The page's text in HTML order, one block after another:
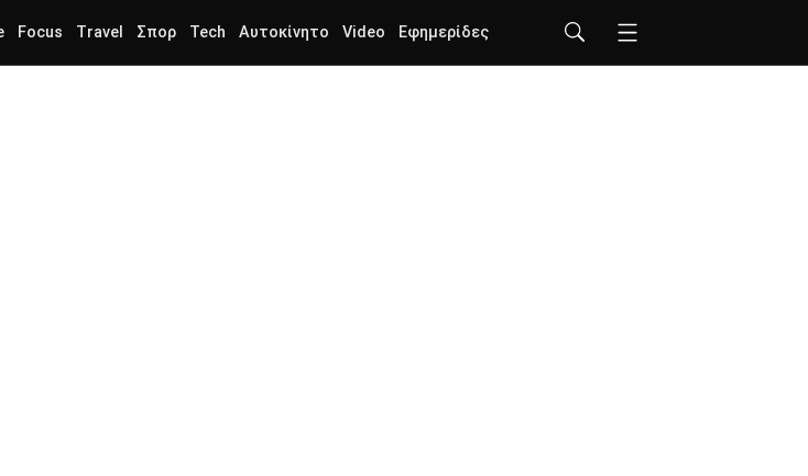
Focus Travel Σπορ Tech Αυτοκίνητο Video Εφημερίδες